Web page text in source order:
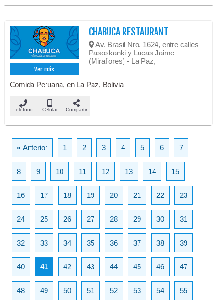
Ver más
CHABUCA RESTAURANT
Av. Brasil Nro. 1624, entre calles
Pasoskanki y Lucas Jaime
(Miraflores) - La Paz,
Comida Peruana, en La Paz, Bolivia
Teléfono Celular Compartir
«Anterior 1 2 3 4 5 6 7
8 9 10 11 12 13 14 15
16 17 18 19 20 21 22 23
24 25 26 27 28 29 30 31
32 33 34 35 36 37 38 39
40 41 42 43 44 45 46 47
48 49 50 51 52 53 54 55